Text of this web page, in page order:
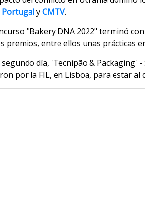
PortugalyCMTV.
"Bakery DNA 2022" terminó
premios, entre ellos unas prácticas
segundo día, 'Tecnipão & Packaging'
por la FIL, en Lisboa, para estar